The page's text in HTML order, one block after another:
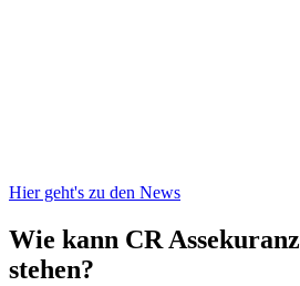
Hier geht's zu den News
Wie kann CR Assekuranz
stehen?